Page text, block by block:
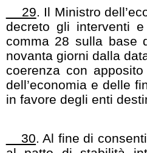
29. Il Ministro
decreto gli interventi
comma 28 sulla base
novanta giorni dalla
coerenza con
dell’economia e delle
in favore degli enti
30. Al fine di